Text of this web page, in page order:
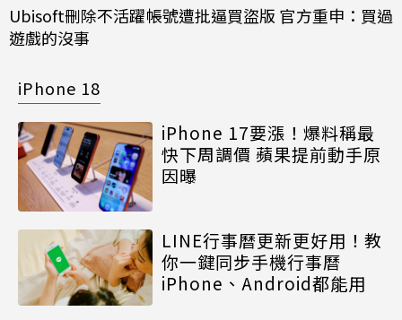
Ubisoft刪除不活躍帳號遭批逼買盜版 官方重申：買過
遊戲的沒事
iPhone 18
iPhone 17要漲！爆料稱最
快下周調價 蘋果提前動手原
因曝
LINE行事曆更新更好用！教
你一鍵同步手機行事曆
iPhone、Android都能用